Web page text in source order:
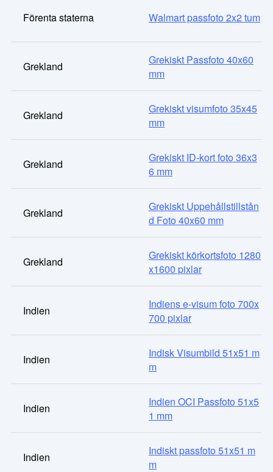
Förenta staterna Walmart passfoto 2x2 tum
Grekland
Grekiskt Passfoto 40x60
mm
Grekland
Grekiskt visumfoto 35x45
mm
Grekland
Grekiskt ID-kort foto 36x3
6 mm
Grekland
Grekiskt Uppehållstillstån
d Foto 40x60 mm
Grekland
Grekiskt körkortsfoto 1280
x1600 pixlar
Indien
Indiens e-visum foto 700x
700 pixlar
Indien
Indisk Visumbild 51x51 m
m
Indien
Indien OCI Passfoto 51x5
1 mm
Indien
Indiskt passfoto 51x51 m
m